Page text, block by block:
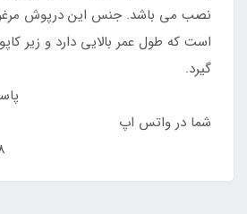
نصب می باشد. جنس این درپوش
است که طول عمر بالایی دارد و زیر
پاسخگویی به
شما در